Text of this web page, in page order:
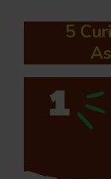
5